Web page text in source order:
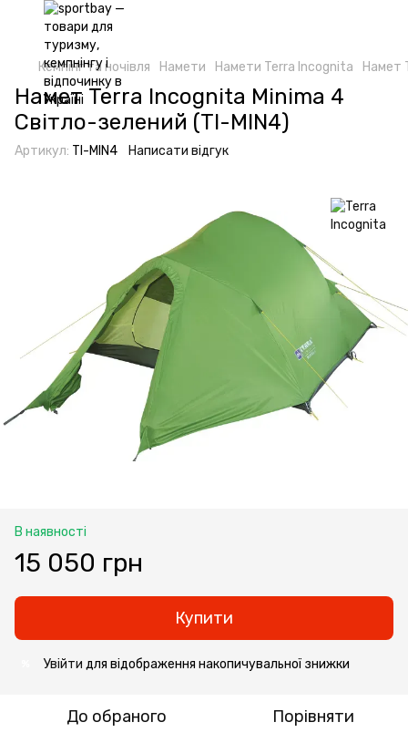
Кемпінг та ночівля Намети Намети Terra Incognita Намет
Намет Terra Incognita Minima 4
Світло-зелений (TI-MIN4)
Артикул: TI-MIN4 Написати відгук
В наявності
15 050 грн
Купити
Увійти для відображення накопичувальної знижки
До обраного Порівняти